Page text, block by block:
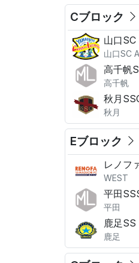
Cブロック
山口SC
山口SC A
高千帆
高千帆
秋月
秋月
Eブロック
レノフ
WEST
平田
平田
鹿足SS
鹿足